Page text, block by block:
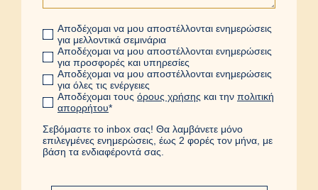
Αποδέχομαι να μου αποστέλλονται ενημερώσεις
για μελλοντικά σεμινάρια
Αποδέχομαι να μου αποστέλλονται ενημερώσεις
για προσφορές και υπηρεσίες
Αποδέχομαι να μου αποστέλλονται ενημερώσεις
για όλες τις ενέργειες
Αποδέχομαι τους όρους χρήσης και την πολιτική
απορρήτου*
Σεβόμαστε το inbox σας! Θα λαμβάνετε μόνο
επιλεγμένες ενημερώσεις, έως 2 φορές τον μήνα, με
βάση τα ενδιαφέροντά σας.